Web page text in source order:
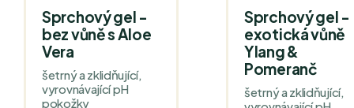
Sprchový gel -
bez vůně s Aloe
Vera
šetrný a zklidňující,
vyrovnávající pH
pokožky
Sprchový gel -
exotická vůně
Ylang &
Pomeranč
šetrný a zklidňující,